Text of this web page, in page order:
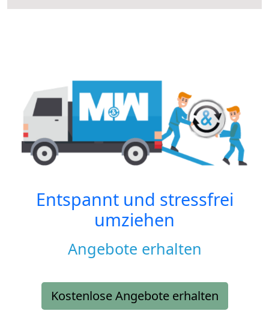
Entspannt und stressfrei
umziehen
Angebote erhalten
Kostenlose Angebote erhalten